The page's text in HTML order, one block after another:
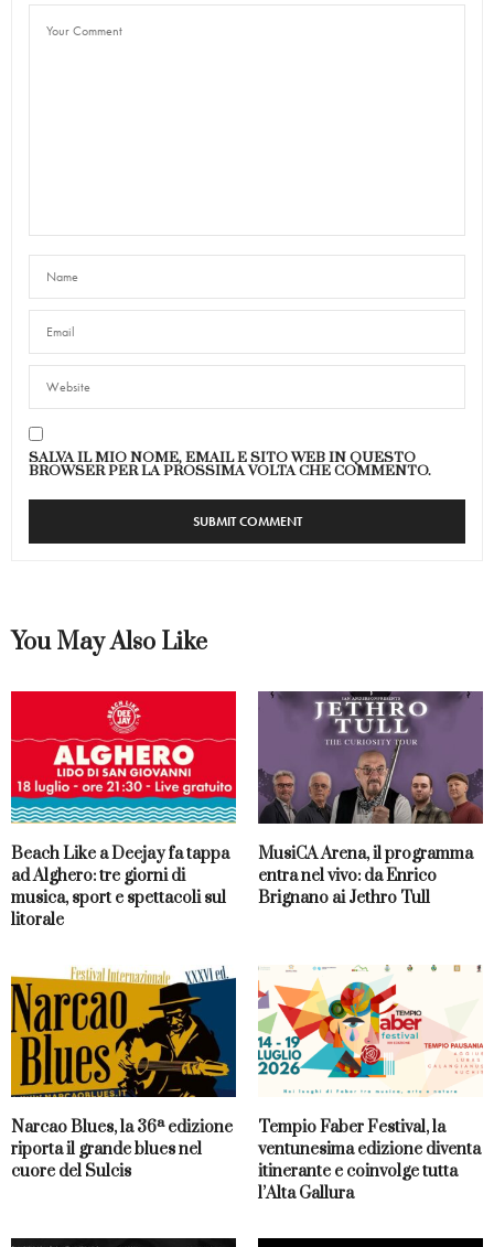
SALVA IL MIO NOME, EMAIL E SITO WEB IN QUESTO
BROWSER PER LA PROSSIMA VOLTA CHE COMMENTO.
You May Also Like
Beach Like a Deejay fa tappa
ad Alghero: tre giorni di
musica, sport e spettacoli sul
litorale
MusiCA Arena, il programma
entra nel vivo: da Enrico
Brignano ai Jethro Tull
Narcao Blues, la 36ª edizione
riporta il grande blues nel
cuore del Sulcis
Tempio Faber Festival, la
ventunesima edizione diventa
itinerante e coinvolge tutta
l’Alta Gallura